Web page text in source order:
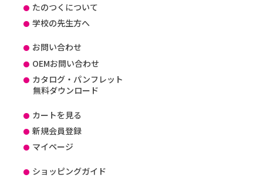
たのつくについて
学校の先生方へ
お問い合わせ
OEMお問い合わせ
カタログ・パンフレット
無料ダウンロード
カートを見る
新規会員登録
マイページ
ショッピングガイド